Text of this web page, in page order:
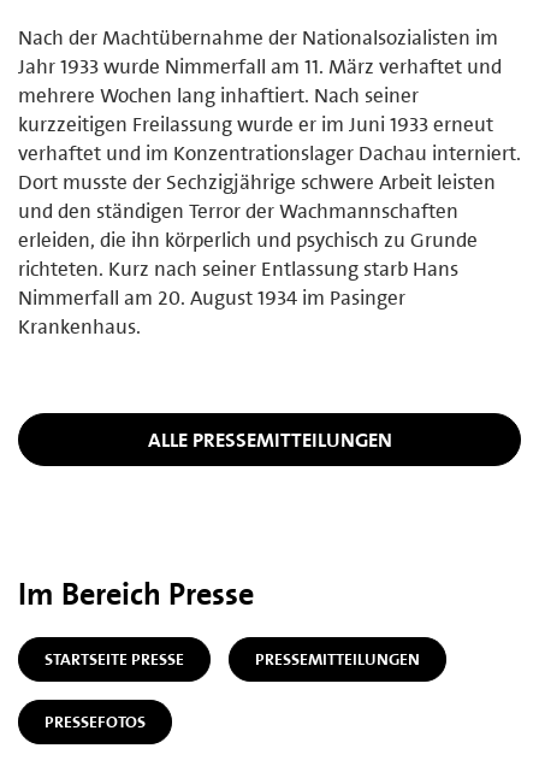
Nach der Machtübernahme der Nationalsozialisten im
Jahr 1933 wurde Nimmerfall am 11. März verhaftet und
mehrere Wochen lang inhaftiert. Nach seiner
kurzzeitigen Freilassung wurde er im Juni 1933 erneut
verhaftet und im Konzentrationslager Dachau interniert.
Dort musste der Sechzigjährige schwere Arbeit leisten
und den ständigen Terror der Wachmannschaften
erleiden, die ihn körperlich und psychisch zu Grunde
richteten. Kurz nach seiner Entlassung starb Hans
Nimmerfall am 20. August 1934 im Pasinger
Krankenhaus.
ALLE PRESSEMITTEILUNGEN
Im Bereich Presse
STARTSEITE PRESSE PRESSEMITTEILUNGEN
PRESSEFOTOS